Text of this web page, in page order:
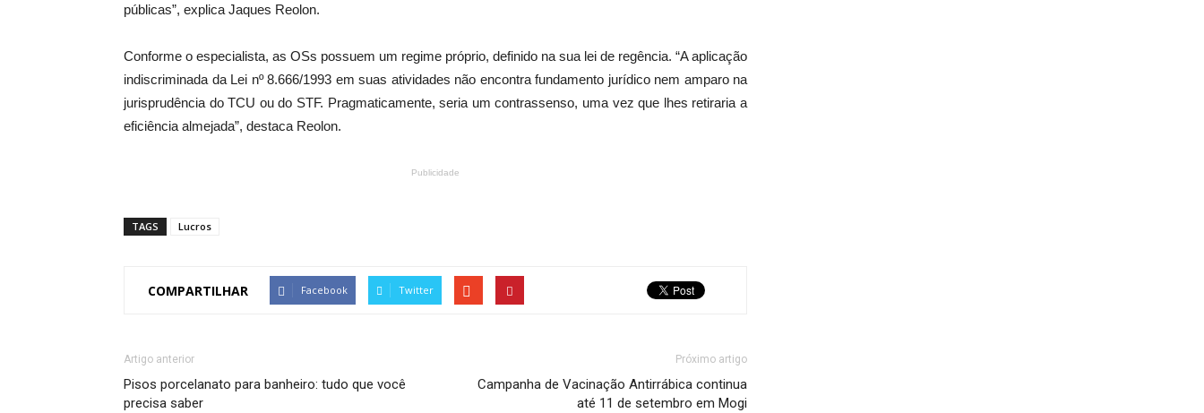
públicas”, explica Jaques Reolon.
Conforme o especialista, as OSs possuem um regime próprio, definido na sua lei de regência. “A aplicação
indiscriminada da Lei nº 8.666/1993 em suas atividades não encontra fundamento jurídico nem amparo na
jurisprudência do TCU ou do STF. Pragmaticamente, seria um contrassenso, uma vez que lhes retiraria a
eficiência almejada”, destaca Reolon.
Publicidade
TAGS Lucros
COMPARTILHAR Facebook Twitter
Artigo anterior
Pisos porcelanato para banheiro: tudo que você
precisa saber
Próximo artigo
Campanha de Vacinação Antirrábica continua
até 11 de setembro em Mogi